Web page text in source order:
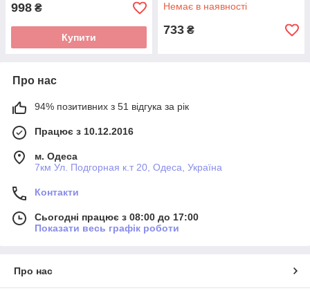
998 ₴
Купити
Немає в наявності
733 ₴
Про нас
94% позитивних з 51 відгука за рік
Працює з 10.12.2016
м. Одеса
7км Ул. Подгорная к.т 20, Одеса, Україна
Контакти
Сьогодні працює з 08:00 до 17:00
Показати весь графік роботи
Про нас